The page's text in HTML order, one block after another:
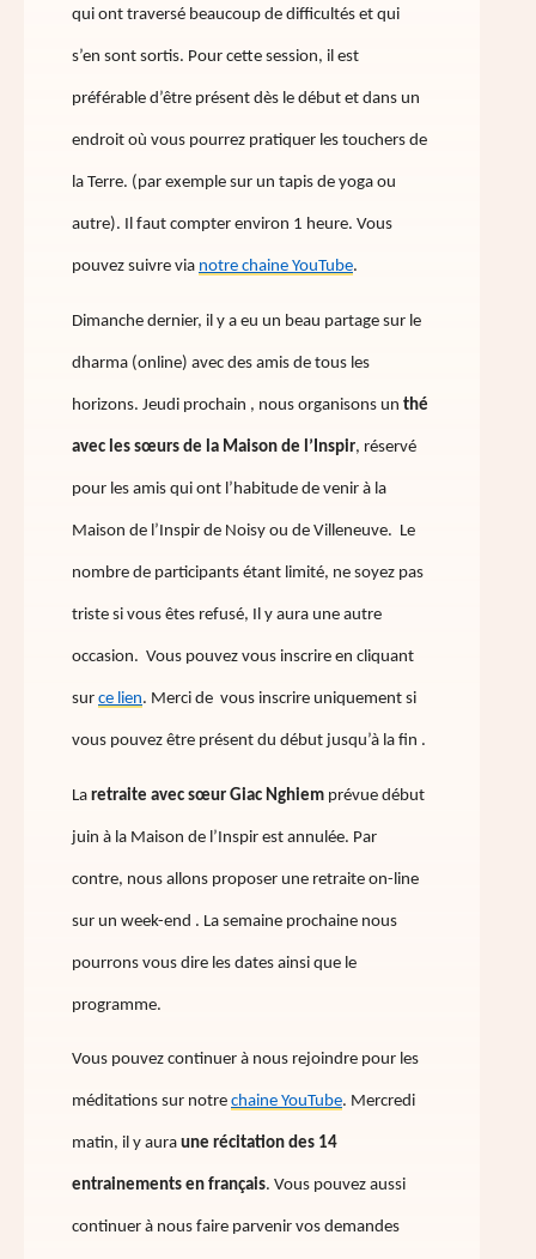
qui ont traversé beaucoup de difficultés et qui
s’en sont sortis. Pour cette session, il est
préférable d’être présent dès le début et dans un
endroit où vous pourrez pratiquer les touchers de
la Terre. (par exemple sur un tapis de yoga ou
autre). Il faut compter environ 1 heure. Vous
pouvez suivre via notre chaine YouTube.
Dimanche dernier, il y a eu un beau partage sur le
dharma (online) avec des amis de tous les
horizons. Jeudi prochain , nous organisons un thé
avec les sœurs de la Maison de l’Inspir, réservé
pour les amis qui ont l’habitude de venir à la
Maison de l’Inspir de Noisy ou de Villeneuve. Le
nombre de participants étant limité, ne soyez pas
triste si vous êtes refusé, Il y aura une autre
occasion. Vous pouvez vous inscrire en cliquant
sur ce lien. Merci de vous inscrire uniquement si
vous pouvez être présent du début jusqu’à la fin .
La retraite avec sœur Giac Nghiem prévue début
juin à la Maison de l’Inspir est annulée. Par
contre, nous allons proposer une retraite on-line
sur un week-end . La semaine prochaine nous
pourrons vous dire les dates ainsi que le
programme.
Vous pouvez continuer à nous rejoindre pour les
méditations sur notre chaine YouTube. Mercredi
matin, il y aura une récitation des 14
entrainements en français. Vous pouvez aussi
continuer à nous faire parvenir vos demandes